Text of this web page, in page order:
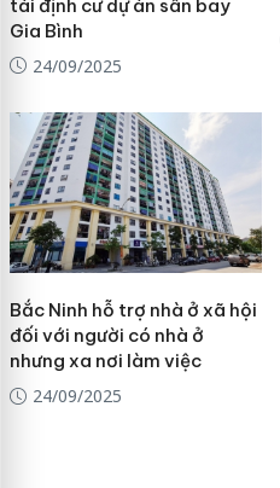
tái định cư dự án sân bay
Gia Bình
24/09/2025
Bắc Ninh hỗ trợ nhà ở xã hội
đối với người có nhà ở
nhưng xa nơi làm việc
24/09/2025